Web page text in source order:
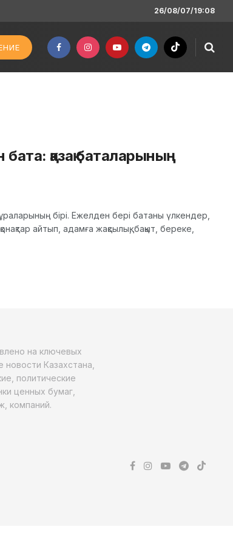
26/08/07/19:08
қазақ баталарының
бірі. Ежелден бері батаны үлкендер,
айтып, адамға жақсылық, бақыт, береке,
на ключевых
Казахстана,
политические
ценных бумаг,
компаний.